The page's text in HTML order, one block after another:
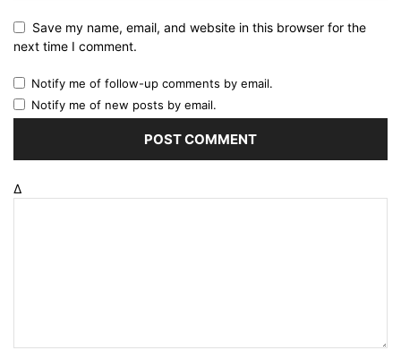
Save my name, email, and website in this browser for the
next time I comment.
Notify me of follow-up comments by email.
Notify me of new posts by email.
Δ